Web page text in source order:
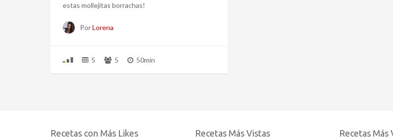
estas mollejitas borrachas!
PorLorena
5 5 50min
Recetas con Más Likes Recetas Más Vistas Recetas Más